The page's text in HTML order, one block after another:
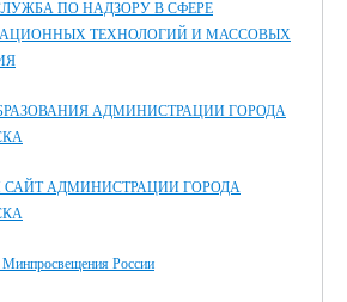
ПО НАДЗОРУ В СФЕРЕ
ТЕХНОЛОГИЙ И МАССОВЫХ
АДМИНИСТРАЦИИ ГОРОДА
АДМИНИСТРАЦИИ ГОРОДА
России